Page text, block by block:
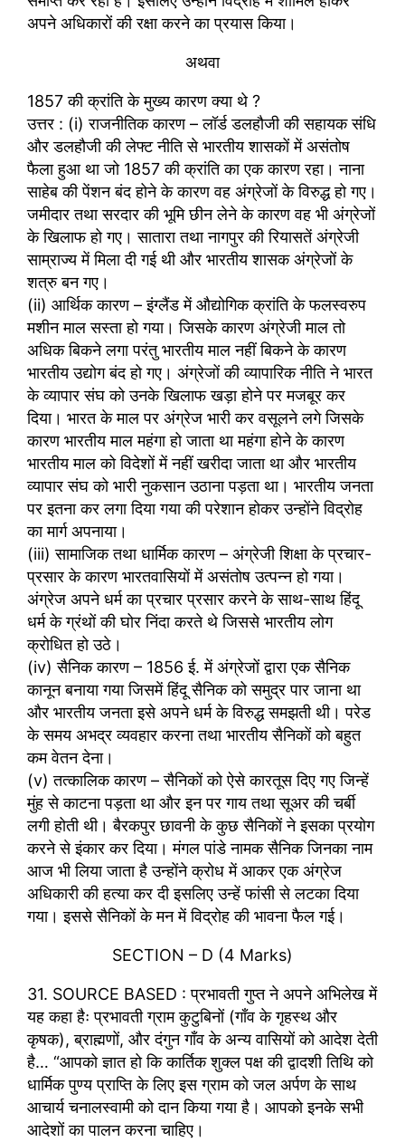
अपने अधिकारों की रक्षा करने का प्रयास किया।
अथवा
1857 की क्रांति के मुख्य कारण क्या थे ?
उत्तर : (i) राजनीतिक कारण – लॉर्ड डलहौजी की सहायक संधि
और डलहौजी की लेफ्ट नीति से भारतीय शासकों में असंतोष
फैला हुआ था जो 1857 की क्रांति का एक कारण रहा। नाना
साहेब की पेंशन बंद होने के कारण वह अंग्रेजों के विरुद्ध हो गए।
जमीदार तथा सरदार की भूमि छीन लेने के कारण वह भी अंग्रेजों
के खिलाफ हो गए। सातारा तथा नागपुर की रियासतें अंग्रेजी
साम्राज्य में मिला दी गई थी और भारतीय शासक अंग्रेजों के
शत्रु बन गए।
(ii) आर्थिक कारण – इंग्लैंड में औद्योगिक क्रांति के फलस्वरुप
मशीन माल सस्ता हो गया। जिसके कारण अंग्रेजी माल तो
अधिक बिकने लगा परंतु भारतीय माल नहीं बिकने के कारण
भारतीय उद्योग बंद हो गए। अंग्रेजों की व्यापारिक नीति ने भारत
के व्यापार संघ को उनके खिलाफ खड़ा होने पर मजबूर कर
दिया। भारत के माल पर अंग्रेज भारी कर वसूलने लगे जिसके
कारण भारतीय माल महंगा हो जाता था महंगा होने के कारण
भारतीय माल को विदेशों में नहीं खरीदा जाता था और भारतीय
व्यापार संघ को भारी नुकसान उठाना पड़ता था। भारतीय जनता
पर इतना कर लगा दिया गया की परेशान होकर उन्होंने विद्रोह
का मार्ग अपनाया।
(iii) सामाजिक तथा धार्मिक कारण – अंग्रेजी शिक्षा के प्रचार-
प्रसार के कारण भारतवासियों में असंतोष उत्पन्न हो गया।
अंग्रेज अपने धर्म का प्रचार प्रसार करने के साथ-साथ हिंदू
धर्म के ग्रंथों की घोर निंदा करते थे जिससे भारतीय लोग
क्रोधित हो उठे।
(iv) सैनिक कारण – 1856 ई. में अंग्रेजों द्वारा एक सैनिक
कानून बनाया गया जिसमें हिंदू सैनिक को समुद्र पार जाना था
और भारतीय जनता इसे अपने धर्म के विरुद्ध समझती थी। परेड
के समय अभद्र व्यवहार करना तथा भारतीय सैनिकों को बहुत
कम वेतन देना।
(v) तत्कालिक कारण – सैनिकों को ऐसे कारतूस दिए गए जिन्हें
मुंह से काटना पड़ता था और इन पर गाय तथा सूअर की चर्बी
लगी होती थी। बैरकपुर छावनी के कुछ सैनिकों ने इसका प्रयोग
करने से इंकार कर दिया। मंगल पांडे नामक सैनिक जिनका नाम
आज भी लिया जाता है उन्होंने क्रोध में आकर एक अंग्रेज
अधिकारी की हत्या कर दी इसलिए उन्हें फांसी से लटका दिया
गया। इससे सैनिकों के मन में विद्रोह की भावना फैल गई।
SECTION – D (4 Marks)
31. SOURCE BASED : प्रभावती गुप्त ने अपने अभिलेख में
यह कहा हैः प्रभावती ग्राम कुटुबिनों (गाँव के गृहस्थ और
कृषक), ब्राह्मणों, और दंगुन गाँव के अन्य वासियों को आदेश देती
है… “आपको ज्ञात हो कि कार्तिक शुक्ल पक्ष की द्वादशी तिथि को
धार्मिक पुण्य प्राप्ति के लिए इस ग्राम को जल अर्पण के साथ
आचार्य चनालस्वामी को दान किया गया है। आपको इनके सभी
आदेशों का पालन करना चाहिए।